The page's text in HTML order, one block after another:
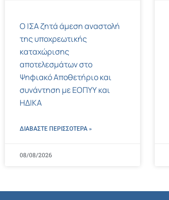
Ο ΙΣΑ ζητά άμεση αναστολή
της υποχρεωτικής
καταχώρισης
αποτελεσμάτων στο
Ψηφιακό Αποθετήριο και
συνάντηση με ΕΟΠΥΥ και
ΗΔΙΚΑ
ΔΙΑΒΑΣΤΕ ΠΕΡΙΣΣΌΤΕΡΑ »
08/08/2026